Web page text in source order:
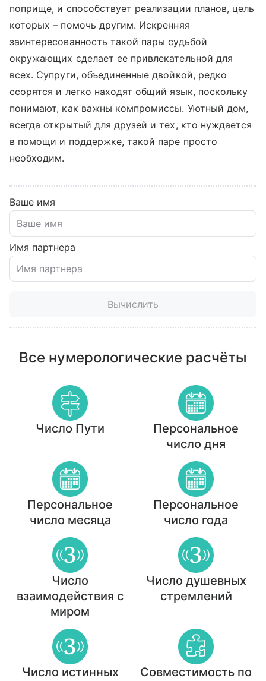
поприще, и способствует реализации планов, цель
которых – помочь другим. Искренняя
заинтересованность такой пары судьбой
окружающих сделает ее привлекательной для
всех. Супруги, объединенные двойкой, редко
ссорятся и легко находят общий язык, поскольку
понимают, как важны компромиссы. Уютный дом,
всегда открытый для друзей и тех, кто нуждается
в помощи и поддержке, такой паре просто
необходим.
Ваше имя
Имя партнера
Вычислить
Все нумерологические расчёты
Число Пути
Персональное
число дня
Персональное
число месяца
Персональное
число года
Число
взаимодействия с
миром
Число душевных
стремлений
Число истинных
Совместимость по